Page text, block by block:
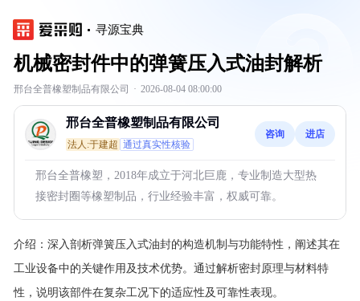
寻源宝典
机械密封件中的弹簧压入式油封解析
邢台全普橡塑制品有限公司 · 2026-08-04 08:00:00
邢台全普橡塑制品有限公司
法人:于建超 通过真实性核验
咨询 进店
邢台全普橡塑，2018年成立于河北巨鹿，专业制造大型热
接密封圈等橡塑制品，行业经验丰富，权威可靠。
介绍： 深入剖析弹簧压入式油封的构造机制与功能特性，阐述其在
工业设备中的关键作用及技术优势。通过解析密封原理与材料特
性，说明该部件在复杂工况下的适应性及可靠性表现。